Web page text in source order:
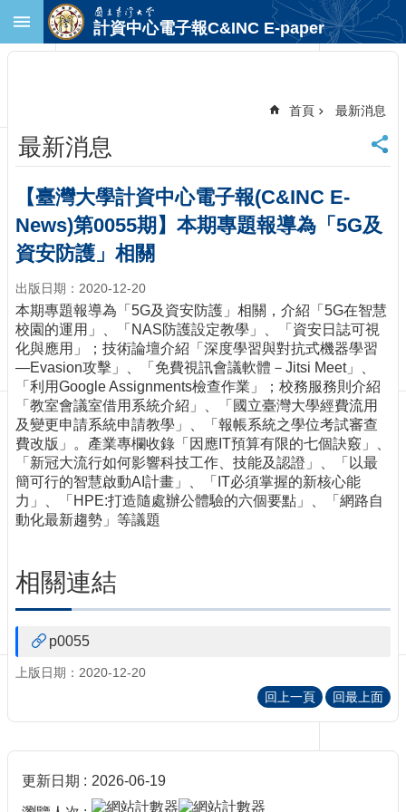
跳到主要內容區塊
首
頁
臺
大
首
頁
中
首
頁
聯
絡
資
訊
訂
閱/
取
消
網
覽
最
新
息
於
出
計資中心電子報C&INC E-paper
首頁 最新消息
最新消息
【臺灣大學計資中心電子報(C&INC E-
News)第0055期】本期專題報導為「5G及
資安防護」相關
出版日期：2020-12-20
本期專題報導為「5G及資安防護」相關，介紹「5G在智慧
校園的運用」、「NAS防護設定教學」、「資安日誌可視
化與應用」；技術論壇介紹「深度學習與對抗式機器學習
—Evasion攻擊」、「免費視訊會議軟體－Jitsi Meet」、
「利用Google Assignments檢查作業」；校務服務則介紹
「教室會議室借用系統介紹」、「國立臺灣大學經費流用
及變更申請系統申請教學」、「報帳系統之學位考試審查
費改版」。產業專欄收錄「因應IT預算有限的七個訣竅」、
「新冠大流行如何影響科技工作、技能及認證」、「以最
簡可行的智慧啟動AI計畫」、「IT必須掌握的新核心能
力」、「HPE:打造隨處辦公體驗的六個要點」、「網路自
動化最新趨勢」等議題
相關連結
p0055
上版日期：2020-12-20
回上一頁
回最上面
更新日期 2026-06-19